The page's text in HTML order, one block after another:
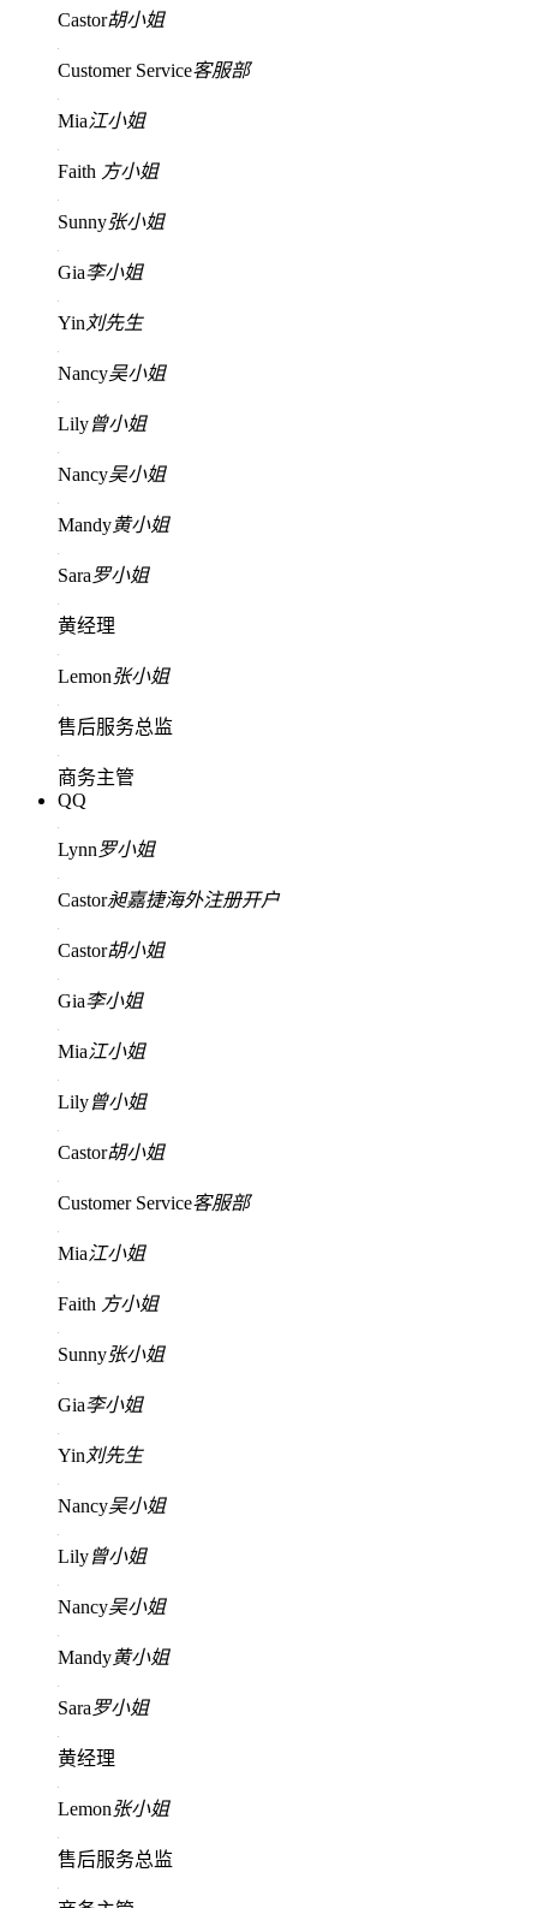
Castor胡小姐
Customer Service客服部
Mia江小姐
Faith 方小姐
Sunny张小姐
Gia李小姐
Yin 刘先生
Nancy吴小姐
Lily曾小姐
Nancy吴小姐
Mandy黄小姐
Sara罗小姐
黄经理
Lemon张小姐
售后服务总监
商务主管
QQ
Lynn罗小姐
Castor昶嘉捷海外注册开户
Castor胡小姐
Gia李小姐
Mia江小姐
Lily曾小姐
Castor胡小姐
Customer Service客服部
Mia江小姐
Faith 方小姐
Sunny张小姐
Gia李小姐
Yin 刘先生
Nancy吴小姐
Lily曾小姐
Nancy吴小姐
Mandy黄小姐
Sara罗小姐
黄经理
Lemon张小姐
售后服务总监